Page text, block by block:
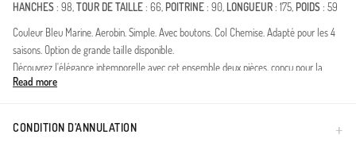
HANCHES: 98,TOUR DE TAILLE: 66, POITRINE: 90, LONGUEUR: 175, POIDS: 59
Couleur Bleu Marine. Aerobin. Simple. Avec boutons. Col Chemise. Adapté pour les 4
saisons. Option de grande taille disponible.
Découvrez l'élégance intemporelle avec cet ensemble deux pièces, conçu pour la
femme moderne qui privilégie la mode modeste. Fabriqué dans un tissu en polyester
naturelle aux plis. La tunique est sublimée par une ceinture assortie qui structure la
silhouette, tandis que le pantalon dispose d'une taille élastiquée pour un confort sans
Read more
CONDITION D’ANNULATION